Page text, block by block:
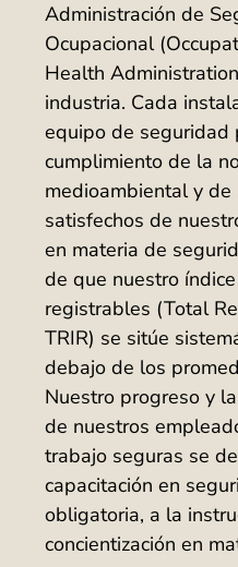
Administración de
Ocupacional
Health
industria. Cada
equipo de seguridad
cumplimiento de la
medioambiental y
satisfechos de
en materia de
de que nuestro
registrables (Total
TRIR) se sitúe
debajo de los
Nuestro progreso y
de nuestros
trabajo seguras se
capacitación en
obligatoria, a la
concientización en